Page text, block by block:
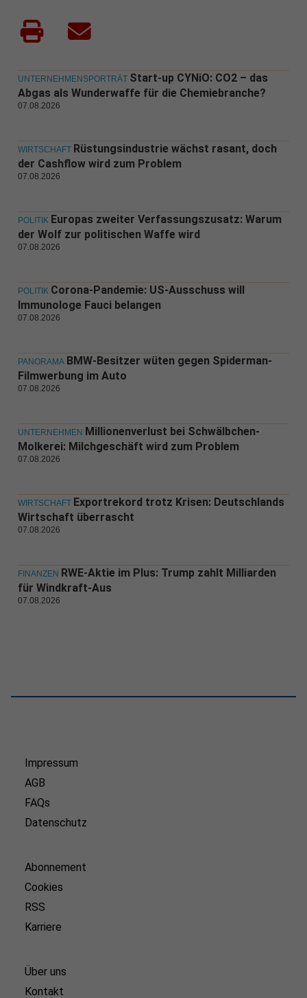
UNTERNEHMENSPORTRÄT Start-up CYNiO: CO2 – das
Abgas als Wunderwaffe für die Chemiebranche?
07.08.2026
WIRTSCHAFT Rüstungsindustrie wächst rasant, doch
der Cashflow wird zum Problem
07.08.2026
POLITIK Europas zweiter Verfassungszusatz: Warum
der Wolf zur politischen Waffe wird
07.08.2026
POLITIK Corona-Pandemie: US-Ausschuss will
Immunologe Fauci belangen
07.08.2026
PANORAMA BMW-Besitzer wüten gegen Spiderman-
Filmwerbung im Auto
07.08.2026
UNTERNEHMEN Millionenverlust bei Schwälbchen-
Molkerei: Milchgeschäft wird zum Problem
07.08.2026
WIRTSCHAFT Exportrekord trotz Krisen: Deutschlands
Wirtschaft überrascht
07.08.2026
FINANZEN RWE-Aktie im Plus: Trump zahlt Milliarden
für Windkraft-Aus
07.08.2026
Impressum
AGB
FAQs
Datenschutz
Abonnement
Cookies
RSS
Karriere
Über uns
Kontakt